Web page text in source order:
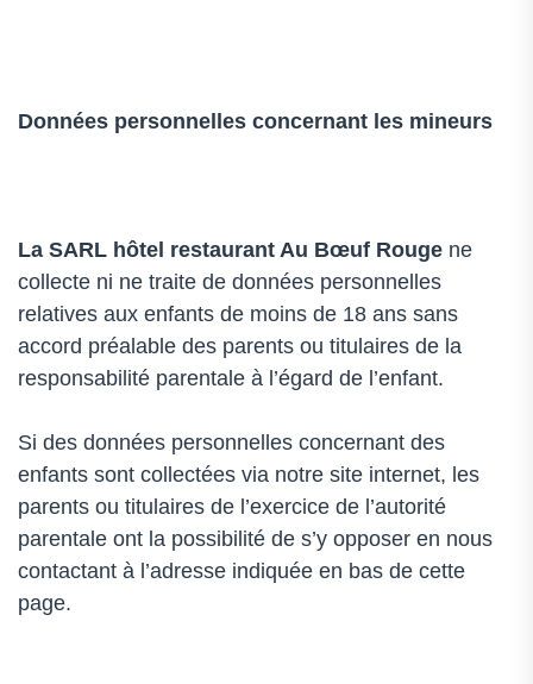
Données personnelles concernant les mineurs
La SARL hôtel restaurant Au Bœuf Rouge ne
collecte ni ne traite de données personnelles
relatives aux enfants de moins de 18 ans sans
accord préalable des parents ou titulaires de la
responsabilité parentale à l’égard de l’enfant.
Si des données personnelles concernant des
enfants sont collectées via notre site internet, les
parents ou titulaires de l’exercice de l’autorité
parentale ont la possibilité de s’y opposer en nous
contactant à l’adresse indiquée en bas de cette
page.